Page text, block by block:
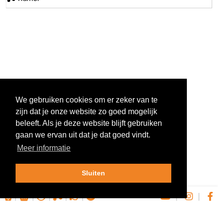
| | | | | | |
We gebruiken cookies om er zeker van te
zijn dat je onze website zo goed mogelijk
beleeft. Als je deze website blijft gebruiken
gaan we ervan uit dat je dat goed vindt.
Meer informatie
Sluiten